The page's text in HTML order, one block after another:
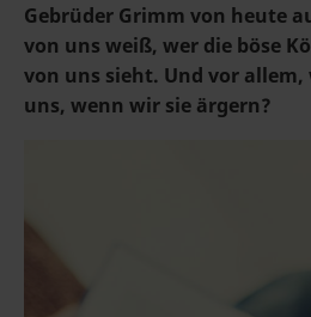
Gebrüder Grimm von heute
von uns weiß, wer die böse
von uns sieht. Und vor
uns, wenn wir sie ärgern?